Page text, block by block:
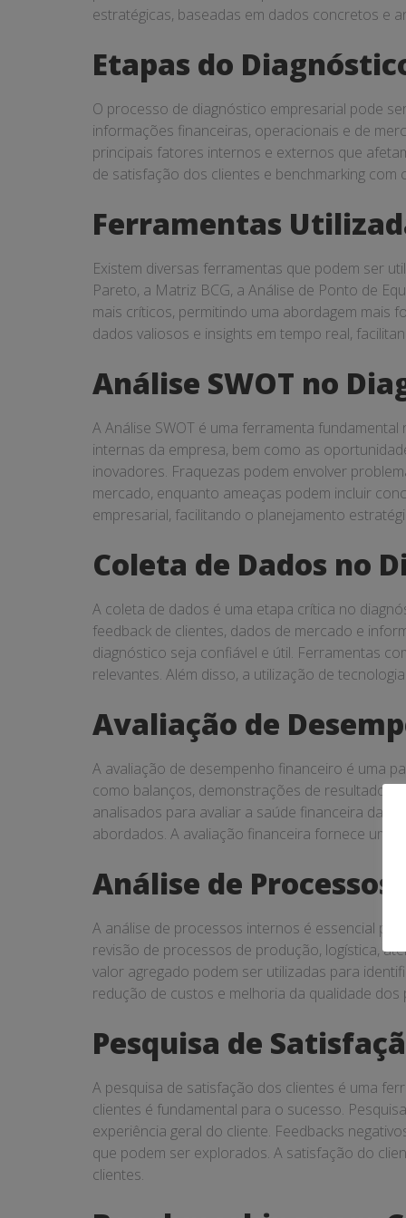
estratégicas, baseadas em dados concretos e
Etapas do
O processo de diagnóstico empresarial pode
informações financeiras, operacionais e de
principais fatores internos e externos que
de satisfação dos clientes e benchmarking
Ferramentas
Existem diversas ferramentas que podem ser
Pareto, a Matriz BCG, a Análise de Ponto de
mais críticos, permitindo uma abordagem mais
dados valiosos e insights em tempo real,
Análise SWOT no
A Análise SWOT é uma ferramenta
internas da empresa, bem como as
inovadores. Fraquezas podem envolver
mercado, enquanto ameaças podem incluir
empresarial, facilitando o planejamento
Coleta de Dados no
A coleta de dados é uma etapa crítica no
feedback de clientes, dados de mercado e
diagnóstico seja confiável e útil. Ferramentas
relevantes. Além disso, a utilização de
Avaliação de
A avaliação de desempenho financeiro é uma
como balanços, demonstrações de resultados
analisados para avaliar a saúde financeira da
abordados. A avaliação financeira fornece
Análise de
A análise de processos internos é essencial
revisão de processos de produção, logística,
valor agregado podem ser utilizadas para
redução de custos e melhoria da qualidade
Pesquisa de
A pesquisa de satisfação dos clientes é uma
clientes é fundamental para o sucesso.
experiência geral do cliente. Feedbacks
que podem ser explorados. A satisfação do
clientes.